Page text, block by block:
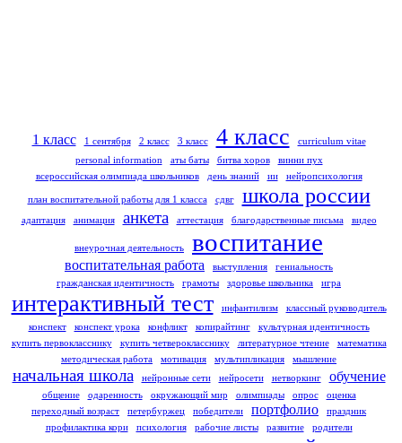
1 класс 1 сентября 2 класс 3 класс 4 класс
curriculum vitae
personal information
аты баты битва хоров
винни пух
всероссийская олимпиада школьников
день знаний ии нейропсихология
план воспитательной работы для 1 класса сдвг школа россии
адаптация анимация анкета аттестация благодарственные письма видео
внеурочная деятельность воспитание
воспитательная работа выступления
гениальность
гражданская идентичность
грамоты здоровье школьника игра
интерактивный тест инфантилизм
классный руководитель
конспект
конспект урока конфликт копирайтинг
культурная идентичность
купить первокласснику
купить четверокласснику литературное чтение
математика
методическая работа
мотивация мультипликация мышление
начальная школа нейронные сети нейросети нетворкинг обучение
общение одаренность окружающий мир олимпиады опрос
оценка
переходный возраст
петербуржец победители портфолио
праздник
профилактика кори
психология рабочие листы развитие родители